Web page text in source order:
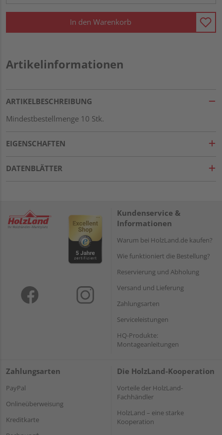
In den Warenkorb
Artikelinformationen
ARTIKELBESCHREIBUNG
Mindestbestellmenge 10 Stk.
EIGENSCHAFTEN
DATENBLÄTTER
Kundenservice &
Informationen
Warum bei HolzLand.de kaufen?
Wie funktioniert die Bestellung?
Reservierung und Abholung
Versand und Lieferung
Zahlungsarten
Serviceleistungen
HQ-Produkte:
Montageanleitungen
Zahlungsarten
PayPal
Onlineüberweisung
Kreditkarte
Die HolzLand-Kooperation
Vorteile der HolzLand-
Fachhändler
HolzLand – eine starke
Kooperation